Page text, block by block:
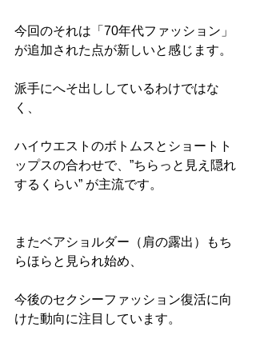
今回のそれは「70年代ファッション」
が追加された点が新しいと感じます。
派手にへそ出ししているわけではな
く、
ハイウエストのボトムスとショートト
ップスの合わせで、”ちらっと見え隠れ
するくらい” が主流です。
またベアショルダー（肩の露出）もち
らほらと見られ始め、
今後のセクシーファッション復活に向
けた動向に注目しています。